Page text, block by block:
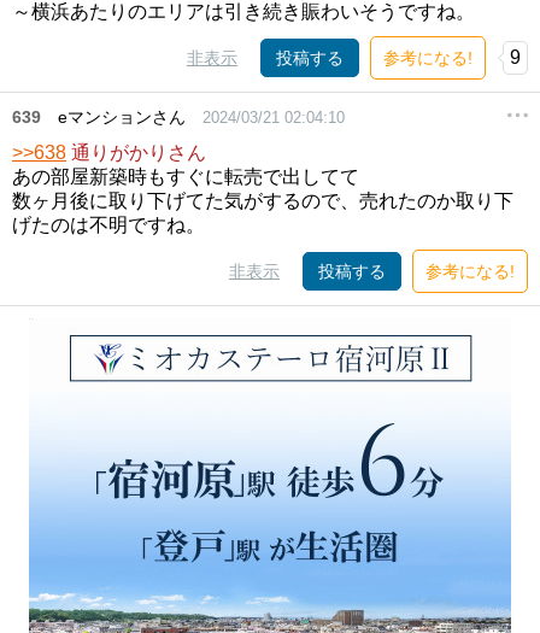
～横浜あたりのエリアは引き続き賑わいそうですね。
非表示 投稿する 参考になる! 9
639 eマンションさん 2024/03/21 02:04:10
>>638 通りがかりさん
あの部屋新築時もすぐに転売で出してて
数ヶ月後に取り下げてた気がするので、売れたのか取り下
げたのは不明ですね。
非表示 投稿する 参考になる!